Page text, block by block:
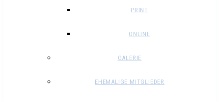
PRINT
ONLINE
GALERIE
EHEMALIGE MITGLIEDER